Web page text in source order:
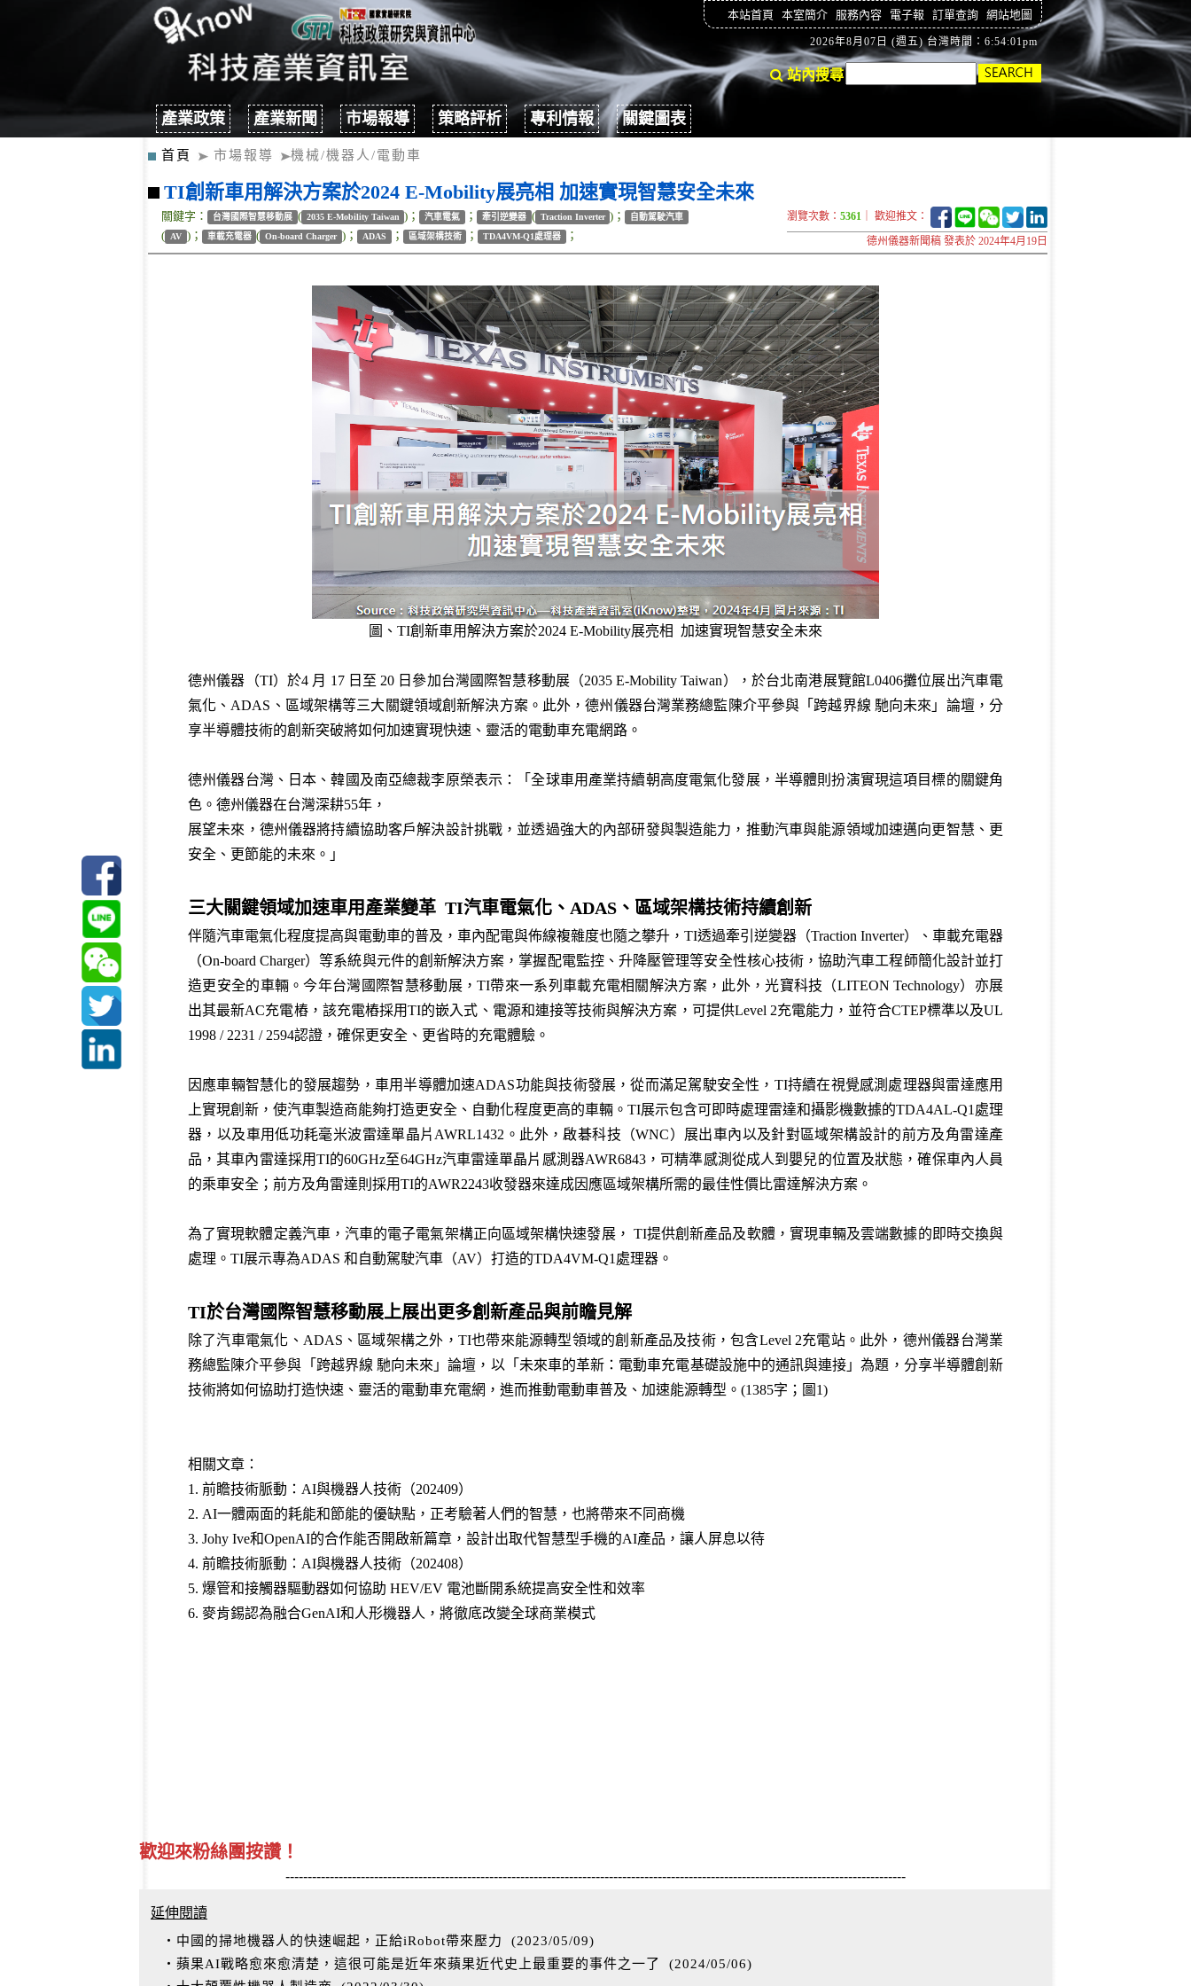
本站首頁 本室簡介 服務內容 電子報 訂單查詢 網站地圖
2026年8月07日 (週五) 台灣時間：6:54:02pm
站內搜尋
產業政策 產業新聞 市場報導 策略評析 專利情報 關鍵圖表
首頁 市場報導 機械/機器人/電動車
TI創新車用解決方案於2024 E-Mobility展亮相 加速實現智慧安全未來
關鍵字： 台灣國際智慧移動展 ( 2035 E-Mobility Taiwan )； 汽車電氣 ； 牽引逆變器 ( Traction Inverter )； 自動駕駛汽車
( AV )； 車載充電器 ( On-board Charger )； ADAS ； 區域架構技術 ； TDA4VM-Q1處理器 ；
瀏覽次數： 5361 ｜ 歡迎推文：
德州儀器新聞稿 發表於 2024年4月19日
圖、TI創新車用解決方案於2024 E-Mobility展亮相 加速實現智慧安全未來
德州儀器（TI）於4 月 17 日至 20 日參加台灣國際智慧移動展（2035 E-Mobility Taiwan），於台北南港展覽館L0406攤位展出汽車電
氣化、ADAS、區域架構等三大關鍵領域創新解決方案。此外，德州儀器台灣業務總監陳介平參與「跨越界線 馳向未來」論壇，分
享半導體技術的創新突破將如何加速實現快速、靈活的電動車充電網路。
德州儀器台灣、日本、韓國及南亞總裁李原榮表示：「全球車用產業持續朝高度電氣化發展，半導體則扮演實現這項目標的關鍵角
色。德州儀器在台灣深耕55年，
展望未來，德州儀器將持續協助客戶解決設計挑戰，並透過強大的內部研發與製造能力，推動汽車與能源領域加速邁向更智慧、更
安全、更節能的未來。」
三大關鍵領域加速車用產業變革 TI汽車電氣化、 ADAS 、區域架構技術持續創新
伴隨汽車電氣化程度提高與電動車的普及，車內配電與佈線複雜度也隨之攀升，TI透過牽引逆變器（Traction Inverter）、車載充電器
（On-board Charger）等系統與元件的創新解決方案，掌握配電監控、升降壓管理等安全性核心技術，協助汽車工程師簡化設計並打
造更安全的車輛。今年台灣國際智慧移動展，TI帶來一系列車載充電相關解決方案，此外，光寶科技（LITEON Technology）亦展
出其最新AC充電樁，該充電樁採用TI的嵌入式、電源和連接等技術與解決方案，可提供Level 2充電能力，並符合CTEP標準以及UL
1998 / 2231 / 2594認證，確保更安全、更省時的充電體驗。
因應車輛智慧化的發展趨勢，車用半導體加速ADAS功能與技術發展，從而滿足駕駛安全性，TI持續在視覺感測處理器與雷達應用
上實現創新，使汽車製造商能夠打造更安全、自動化程度更高的車輛。TI展示包含可即時處理雷達和攝影機數據的TDA4AL-Q1處理
器，以及車用低功耗毫米波雷達單晶片AWRL1432。此外，啟碁科技（WNC）展出車內以及針對區域架構設計的前方及角雷達產
品，其車內雷達採用TI的60GHz至64GHz汽車雷達單晶片感測器AWR6843，可精準感測從成人到嬰兒的位置及狀態，確保車內人員
的乘車安全；前方及角雷達則採用TI的AWR2243收發器來達成因應區域架構所需的最佳性價比雷達解決方案。
為了實現軟體定義汽車，汽車的電子電氣架構正向區域架構快速發展， TI提供創新產品及軟體，實現車輛及雲端數據的即時交換與
處理。TI展示專為ADAS 和自動駕駛汽車（AV）打造的TDA4VM-Q1處理器。
TI於台灣國際智慧移動展上展出更多創新產品與前瞻見解
除了汽車電氣化、ADAS、區域架構之外，TI也帶來能源轉型領域的創新產品及技術，包含Level 2充電站。此外，德州儀器台灣業
務總監陳介平參與「跨越界線 馳向未來」論壇，以「未來車的革新：電動車充電基礎設施中的通訊與連接」為題，分享半導體創新
技術將如何協助打造快速、靈活的電動車充電網，進而推動電動車普及、加速能源轉型。(1385字；圖1)
相關文章：
1. 前瞻技術脈動：AI與機器人技術（202409）
2. AI一體兩面的耗能和節能的優缺點，正考驗著人們的智慧，也將帶來不同商機
3. Johy Ive和OpenAI的合作能否開啟新篇章，設計出取代智慧型手機的AI產品，讓人屏息以待
4. 前瞻技術脈動：AI與機器人技術（202408）
5. 爆管和接觸器驅動器如何協助 HEV/EV 電池斷開系統提高安全性和效率
6. 麥肯錫認為融合GenAI和人形機器人，將徹底改變全球商業模式
歡迎來粉絲團按讚！
--------------------------------------------------------------------------------------------------------------------------------------------
延伸閱讀
‧中國的掃地機器人的快速崛起，正給iRobot帶來壓力 (2023/05/09)
‧蘋果AI戰略愈來愈清楚，這很可能是近年來蘋果近代史上最重要的事件之一了
(2024/05/06)